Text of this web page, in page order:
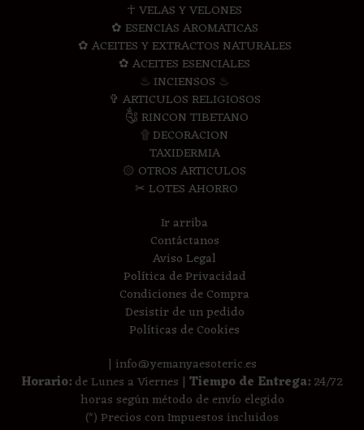
☥ VELAS Y VELONES
✿ ESENCIAS AROMATICAS
✿ ACEITES Y EXTRACTOS NATURALES
✿ ACEITES ESENCIALES
♨ INCIENSOS ♨
✞ ARTICULOS RELIGIOSOS
༃ RINCON TIBETANO
۩ DECORACION
TAXIDERMIA
۞ OTROS ARTICULOS
✂ LOTES AHORRO
Ir arriba
Contáctanos
Aviso Legal
Política de Privacidad
Condiciones de Compra
Desistir de un pedido
Políticas de Cookies
| info@yemanyaesoteric.es
Horario:de Lunes a Viernes | Tiempo de Entrega:24/72
horas según método de envío elegido
(*) Precios con Impuestos incluidos